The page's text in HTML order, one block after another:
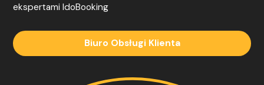
ekspertami IdoBooking
Biuro Obsługi Klienta